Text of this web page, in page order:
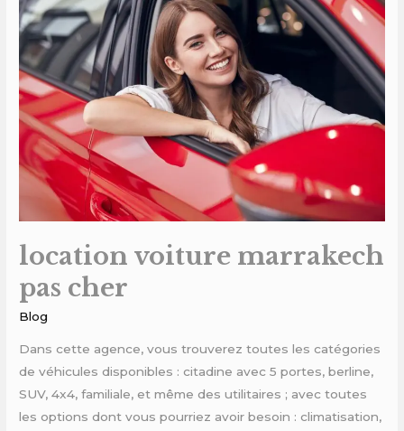
location voiture marrakech
pas cher
Blog
Dans cette agence, vous trouverez toutes les catégories
de véhicules disponibles : citadine avec 5 portes, berline,
SUV, 4x4, familiale, et même des utilitaires ; avec toutes
les options dont vous pourriez avoir besoin : climatisation,
voiture
marrakech
pas
cher